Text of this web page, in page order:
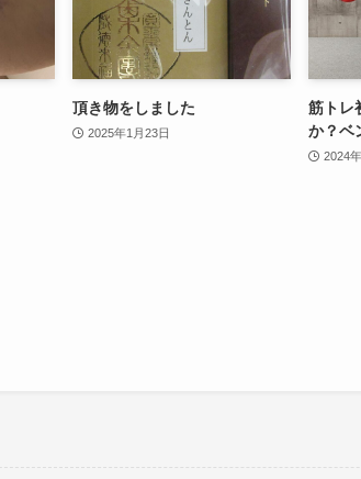
頂き物をしました
2025年1月23日
筋トレ
か？ベ
2024